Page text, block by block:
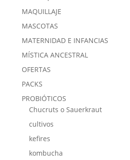
MAQUILLAJE
MASCOTAS
MATERNIDAD E INFANCIAS
MÍSTICA ANCESTRAL
OFERTAS
PACKS
PROBIÓTICOS
Chucruts o Sauerkraut
cultivos
kefires
kombucha